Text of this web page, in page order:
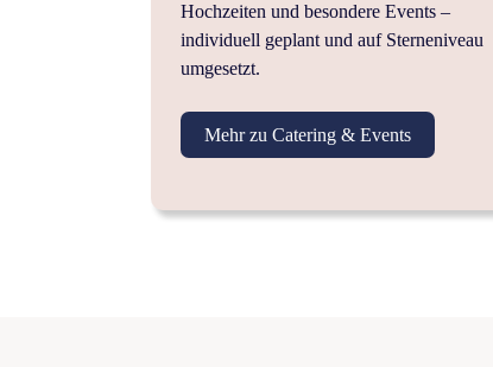
Hochzeiten und besondere Events –
individuell geplant und auf Sterneniveau
umgesetzt.
Mehr zu Catering & Events